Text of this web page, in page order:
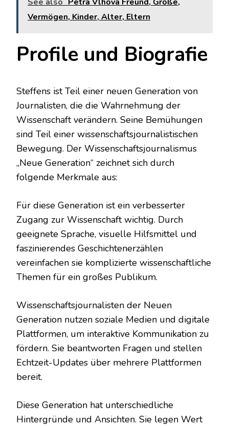
Vermögen, Kinder, Alter, Eltern
Profile und Biografie
Steffens ist Teil einer neuen Generation von
Journalisten, die die Wahrnehmung der
Wissenschaft verändern. Seine Bemühungen
sind Teil einer wissenschaftsjournalistischen
Bewegung. Der Wissenschaftsjournalismus
„Neue Generation“ zeichnet sich durch
folgende Merkmale aus:
Für diese Generation ist ein verbesserter
Zugang zur Wissenschaft wichtig. Durch
geeignete Sprache, visuelle Hilfsmittel und
faszinierendes Geschichtenerzählen
vereinfachen sie komplizierte wissenschaftliche
Themen für ein großes Publikum.
Wissenschaftsjournalisten der Neuen
Generation nutzen soziale Medien und digitale
Plattformen, um interaktive Kommunikation zu
fördern. Sie beantworten Fragen und stellen
Echtzeit-Updates über mehrere Plattformen
bereit.
Diese Generation hat unterschiedliche
Hintergründe und Ansichten. Sie legen Wert